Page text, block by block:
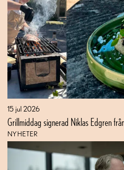
15 jul 2026
Grillmiddag signerad Niklas Edgren
NYHETER